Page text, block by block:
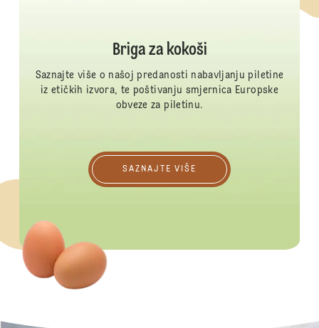
Briga za kokoši
Saznajte više o našoj predanosti nabavljanju piletine
iz etičkih izvora, te poštivanju smjernica Europske
obveze za piletinu.
SAZNAJTE VIŠE